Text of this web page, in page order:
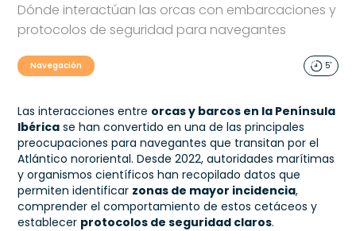
Dónde interactúan las orcas con embarcaciones y
protocolos de seguridad para navegantes
Navegación 5'
Las interacciones entre orcas y barcos en la Península
Ibérica se han convertido en una de las principales
preocupaciones para navegantes que transitan por el
Atlántico nororiental. Desde 2022, autoridades marítimas
y organismos científicos han recopilado datos que
permiten identificar zonas de mayor incidencia,
comprender el comportamiento de estos cetáceos y
establecer protocolos de seguridad claros.